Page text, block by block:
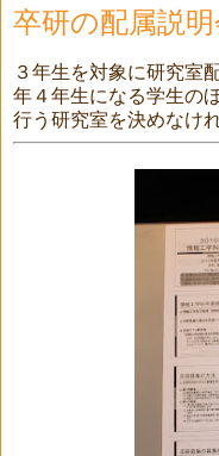
卒研の配属説
３年生を対象に研究室
年４年生になる学生の
行う研究室を決めなけ